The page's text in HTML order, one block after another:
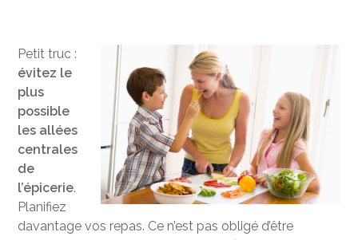
Petit truc :
évitez le
plus
possible
les allées
centrales
de
l’épicerie.
Planifiez
davantage vos repas. Ce n’est pas obligé d’être